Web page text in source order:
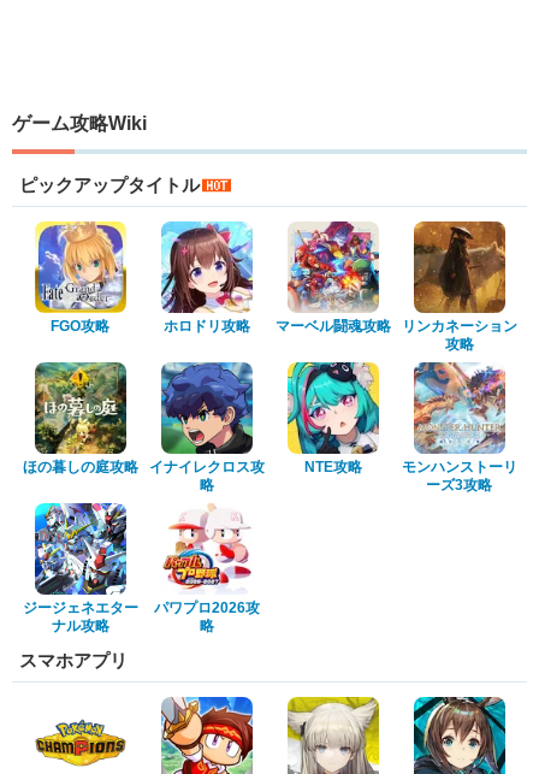
ゲーム攻略Wiki
ピックアップタイトル
FGO攻略 ホロドリ攻略 マーベル闘魂攻略
リンカネーション
攻略
ほの暮しの庭攻略
イナイレクロス攻
略
NTE攻略
モンハンストーリ
ーズ3攻略
ジージェネエター
ナル攻略
パワプロ2026攻
略
スマホアプリ